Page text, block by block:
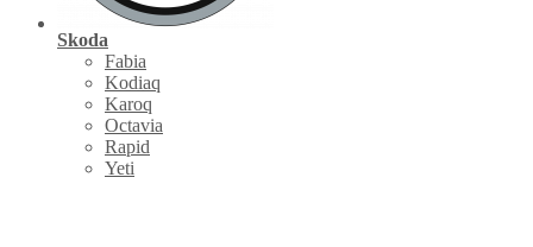
Skoda
Fabia
Kodiaq
Karoq
Octavia
Rapid
Yeti